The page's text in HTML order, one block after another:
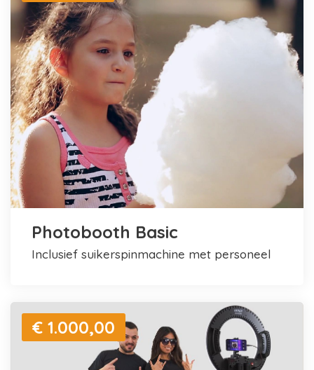
Photobooth Basic
inclusief suikerspinmachine met personeel
€ 1.000,00